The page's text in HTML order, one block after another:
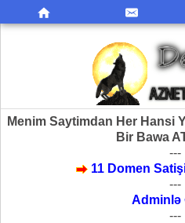
Menim Saytimdan Her Hansi
Bir Bawa
---
11 Domen
---
Adminlə
---